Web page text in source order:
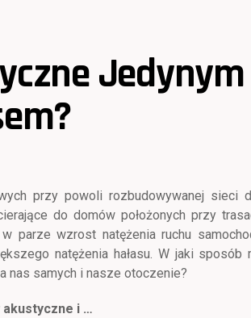
przy powoli rozbudowywanej sieci
do domów położonych przy
wzrost natężenia ruchu
natężenia hałasu. W jaki sposób
nas samych i nasze otoczenie?
akustyczne i …